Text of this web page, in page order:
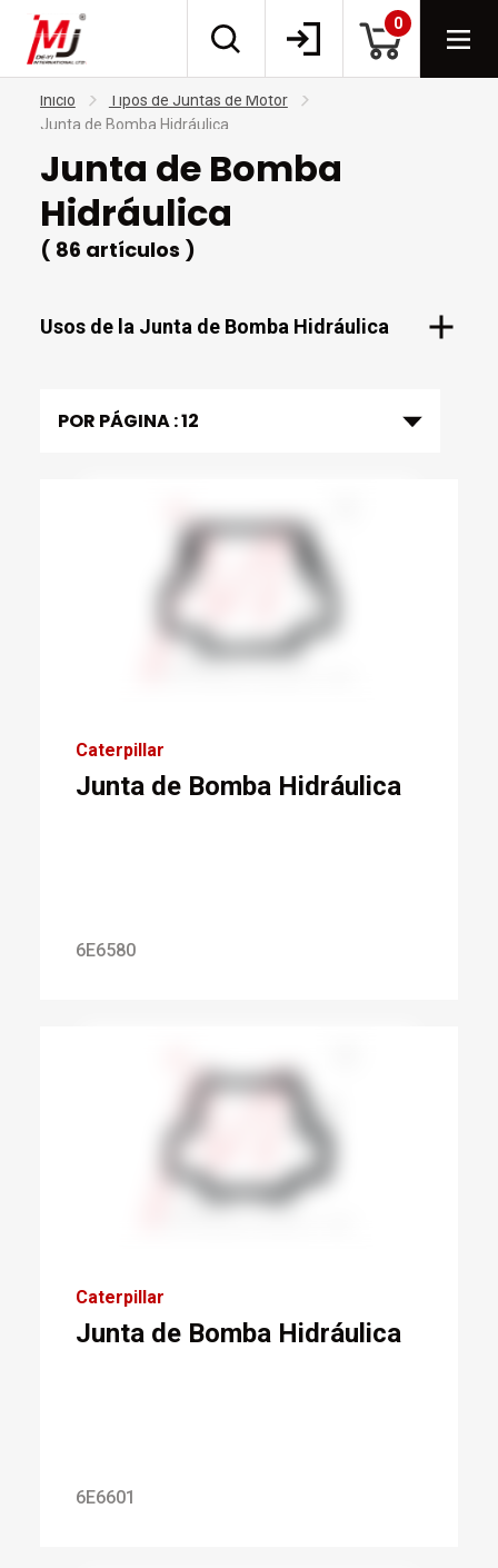
0
Inicio
Tipos de Juntas de Motor
Junta de Bomba Hidráulica
Junta de Bomba
Hidráulica
( 86 artículos )
Usos de la Junta de Bomba Hidráulica
POR PÁGINA :12
Caterpillar
Junta de Bomba Hidráulica
6E6580
Caterpillar
Junta de Bomba Hidráulica
6E6601